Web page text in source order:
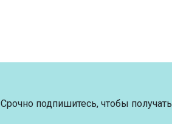
Срочно подпишитесь, чтобы получать